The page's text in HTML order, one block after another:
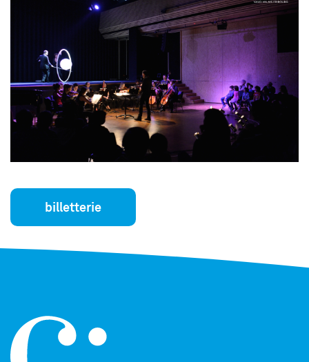
billetterie